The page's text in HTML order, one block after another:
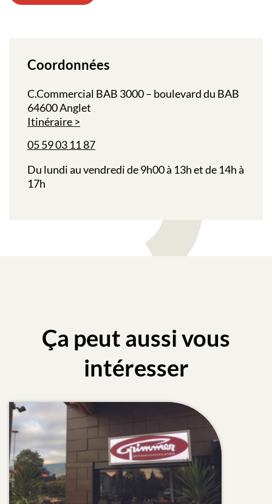
Coordonnées
C.Commercial BAB 3000 – boulevard du BAB
64600 Anglet
Itinéraire
05 59 03 11 87
Du lundi au vendredi de 9h00 à 13h et de 14h à
17h
Ça peut aussi vous
intéresser